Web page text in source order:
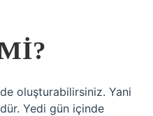
oluşturabilirsiniz. Yani
Yedi gün içinde